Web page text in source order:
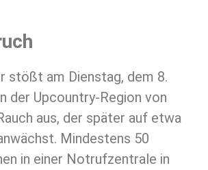
stößt am Dienstag, dem 8.
der Upcountry-Region von
aus, der später auf etwa
Mindestens 50
in einer Notrufzentrale in